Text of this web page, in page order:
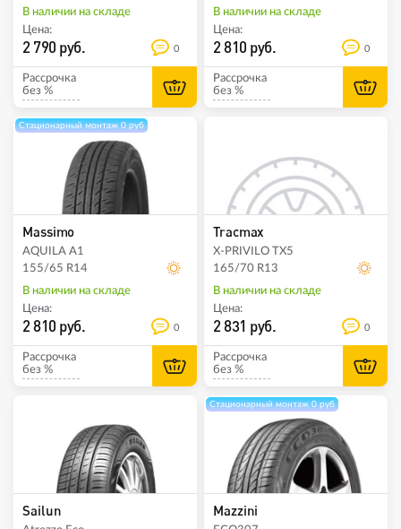
В наличии на складе
Цена:
2 790 руб. 0
Рассрочка
без %
В наличии на складе
Цена:
2 810 руб. 0
Рассрочка
без %
Стационарный монтаж 0 руб
Massimo
AQUILA A1
155/65 R14
В наличии на складе
Цена:
2 810 руб. 0
Рассрочка
без %
Tracmax
X-PRIVILO TX5
165/70 R13
В наличии на складе
Цена:
2 831 руб. 0
Рассрочка
без %
Sailun
Стационарный монтаж 0 руб
Mazzini